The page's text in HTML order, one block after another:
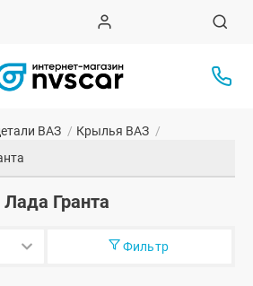
ВАЗ / Крылья ВАЗ /
Гранта
Фильтр